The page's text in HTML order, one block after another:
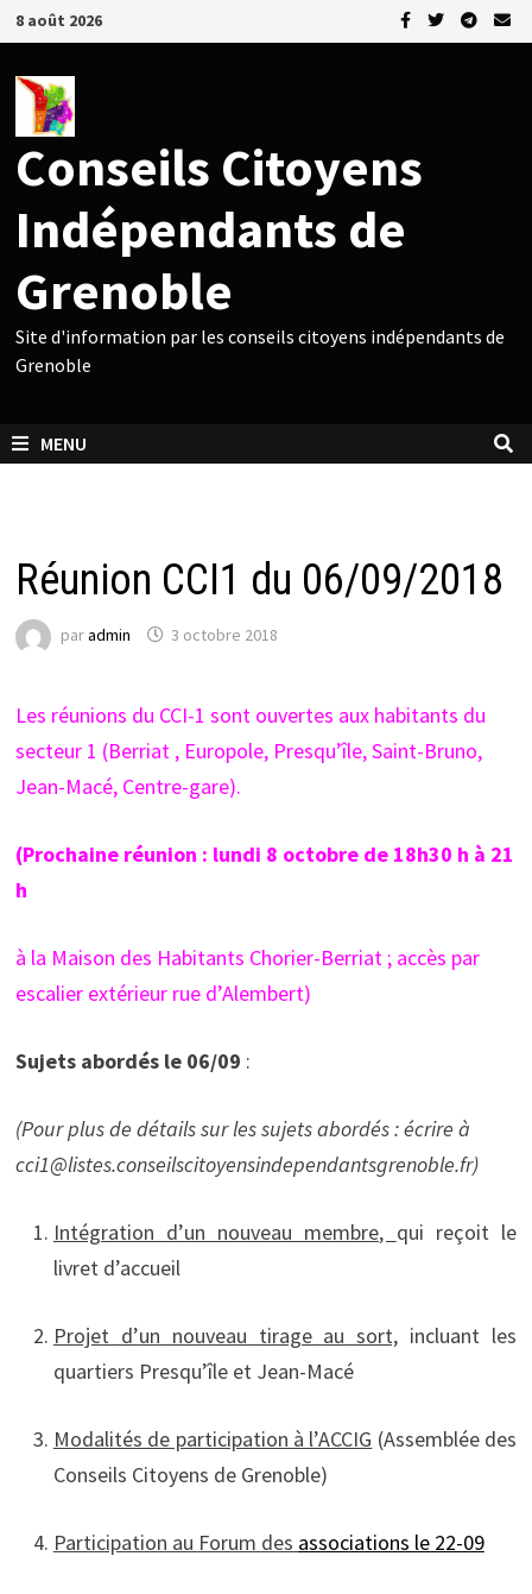
Passer
au
contenu
8 août 2026
Conseils Citoyens
Indépendants de
Grenoble
Site d'information par les conseils citoyens indépendants de
Grenoble
MENU
Réunion CCI1 du 06/09/2018
paradmin 3 octobre 2018
Les réunions du CCI-1 sont ouvertes aux habitants du
secteur 1 (Berriat , Europole, Presqu’île, Saint-Bruno,
Jean-Macé, Centre-gare).
(Prochaine réunion : lundi 8 octobre de 18h30 h à 21
h
à la Maison des Habitants Chorier-Berriat ; accès par
escalier extérieur rue d’Alembert)
Sujets abordés le 06/09 :
(Pour plus de détails sur les sujets abordés : écrire à
cci1@listes.conseilscitoyensindependantsgrenoble.fr)
Intégration d’un nouveau membre, qui reçoit le
livret d’accueil
Projet d’un nouveau tirage au sort, incluant les
quartiers Presqu’île et Jean-Macé
Modalités de participation à l’ACCIG (Assemblée des
Conseils Citoyens de Grenoble)
Participation au Forum des associations le 22-09